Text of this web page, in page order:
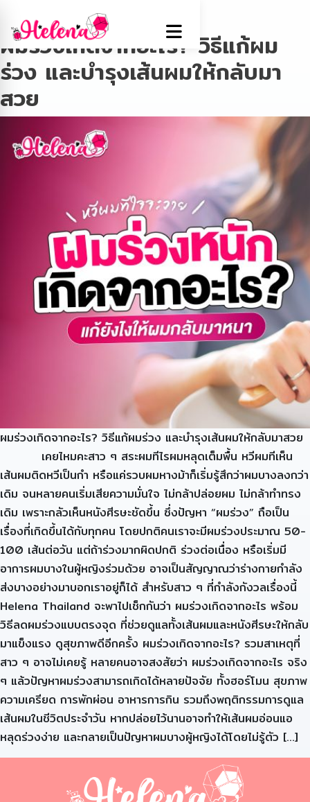
Tag:บำรุงเส้นผม
ผมร่วงเกิดจากอะไร? วิธีแก้ผม
ร่วง และบำรุงเส้นผมให้กลับมา
สวย
ผมร่วงเกิดจากอะไร? วิธีแก้ผมร่วง และบำรุงเส้นผมให้กลับมาสวย
เคยไหมคะสาว ๆ สระผมทีไรผมหลุดเต็มพื้น หวีผมทีเห็น
เส้นผมติดหวีเป็นกำ หรือแค่รวบผมหางม้าก็เริ่มรู้สึกว่าผมบางลงกว่า
เดิม จนหลายคนเริ่มเสียความมั่นใจ ไม่กล้าปล่อยผม ไม่กล้าทำทรง
เดิม เพราะกลัวเห็นหนังศีรษะชัดขึ้น ซึ่งปัญหา “ผมร่วง” ถือเป็น
เรื่องที่เกิดขึ้นได้กับทุกคน โดยปกติคนเราจะมีผมร่วงประมาณ 50-
100 เส้นต่อวัน แต่ถ้าร่วงมากผิดปกติ ร่วงต่อเนื่อง หรือเริ่มมี
อาการผมบางในผู้หญิงร่วมด้วย อาจเป็นสัญญาณว่าร่างกายกำลัง
ส่งบางอย่างมาบอกเราอยู่ก็ได้ สำหรับสาว ๆ ที่กำลังกังวลเรื่องนี้
Helena Thailand จะพาไปเช็กกันว่า ผมร่วงเกิดจากอะไร พร้อม
วิธีลดผมร่วงแบบตรงจุด ที่ช่วยดูแลทั้งเส้นผมและหนังศีรษะให้กลับ
มาแข็งแรง ดูสุขภาพดีอีกครั้ง ผมร่วงเกิดจากอะไร? รวมสาเหตุที่
สาว ๆ อาจไม่เคยรู้ หลายคนอาจสงสัยว่า ผมร่วงเกิดจากอะไร จริง
ๆ แล้วปัญหาผมร่วงสามารถเกิดได้หลายปัจจัย ทั้งฮอร์โมน สุขภาพ
ความเครียด การพักผ่อน อาหารการกิน รวมถึงพฤติกรรมการดูแล
เส้นผมในชีวิตประจำวัน หากปล่อยไว้นานอาจทำให้เส้นผมอ่อนแอ
หลุดร่วงง่าย และกลายเป็นปัญหาผมบางผู้หญิงได้โดยไม่รู้ตัว […]